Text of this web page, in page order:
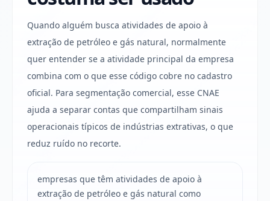
Quando alguém busca atividades de apoio à
extração de petróleo e gás natural, normalmente
quer entender se a atividade principal da empresa
combina com o que esse código cobre no cadastro
oficial. Para segmentação comercial, esse CNAE
ajuda a separar contas que compartilham sinais
operacionais típicos de indústrias extrativas, o que
reduz ruído no recorte.
empresas que têm atividades de apoio à
extração de petróleo e gás natural como